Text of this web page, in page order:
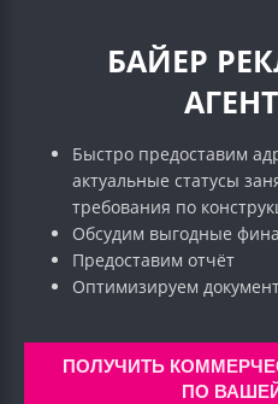
БАЙЕР
Быстро предоставим
актуальные статусы
требования по
Обсудим выгодные
Предоставим отчёт
Оптимизируем
ПОЛУЧИТЬ
ПО